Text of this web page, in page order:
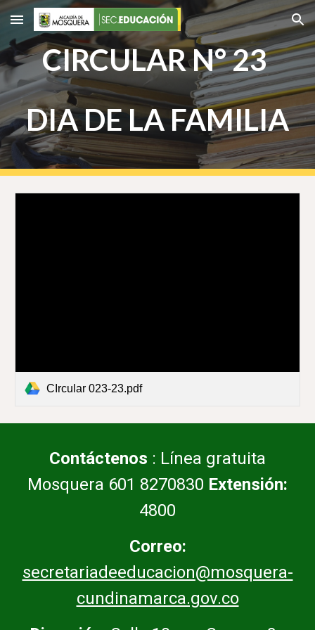
Skip to main content Skip to navigation
CIRCULAR N° 23
DIA DE LA FAMILIA
CIrcular 023-23.pdf
Contáctenos : Línea gratuita
Mosquera 601 8270830 Extensión:
4800
Correo:
secretariadeeducacion@mosquera-
cundinamarca.gov.co